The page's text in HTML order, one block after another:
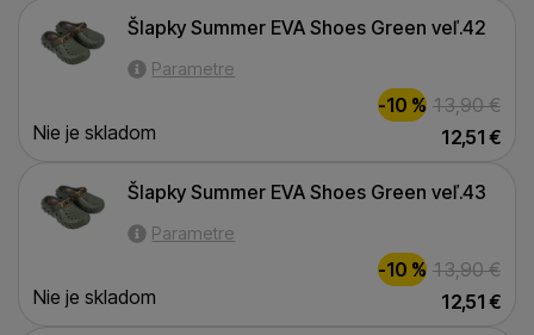
Šlapky Summer EVA Shoes Green veľ.42
Šlapky Summer EVA Shoes Green veľ.42
Nie je skladom
Parametre
-10 % 13,90€
12,51 €
Šlapky Summer EVA Shoes Green veľ.43
Šlapky Summer EVA Shoes Green veľ.43
Nie je skladom
Parametre
-10 % 13,90€
12,51 €